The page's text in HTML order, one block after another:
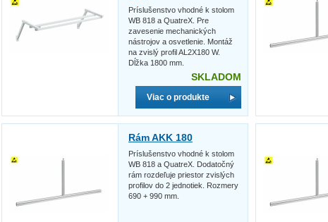
Príslušenstvo vhodné k stolom
WB 818 a QuatreX. Pre
zavesenie mechanických
nástrojov a osvetlenie. Montáž
na zvislý profil AL2X180 W.
Dĺžka 1800 mm.
SKLADOM
Viac o produkte
Rám AKK 180
Príslušenstvo vhodné k stolom
WB 818 a QuatreX. Dodatočný
rám rozdeľuje priestor zvislých
profilov do 2 jednotiek. Rozmery
690 + 990 mm.